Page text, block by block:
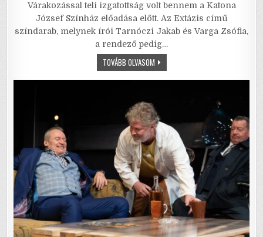
c
e
b
it
te
r
ai
l
ai
l
at
s
ar
e
Várakozással teli izgatottság volt bennem a Katona
József Színház előadása előtt. Az Extázis című
színdarab, melynek írói Tarnóczi Jakab és Varga Zsófia,
a rendező pedig…
TOVÁBB OLVASOMEXTÁZIS
–
MIÉRT
HOGY
EGYSZERŰEN
JÓ?!